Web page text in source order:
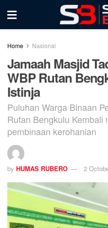
Home Nasional
Jamaah Masjid
WBP Rutan
Istinja
Puluhan Warga Binaan
Rutan Bengkulu Kembali
pembinaan kerohanian
by HUMAS RUBERO 2